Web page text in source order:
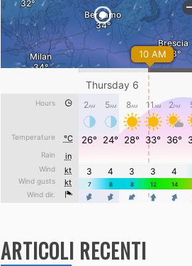
ARTICOLI RECENTI